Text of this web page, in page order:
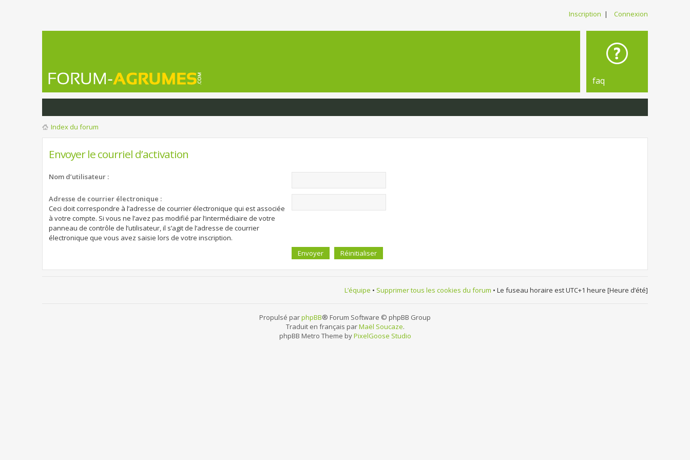
Inscription | Connexion
faq
Index du forum
Envoyer le courriel d’activation
Nom d’utilisateur :
Adresse de courrier électronique :
Ceci doit correspondre à l’adresse de courrier électronique qui est associée
à votre compte. Si vous ne l’avez pas modifié par l’intermédiaire de votre
panneau de contrôle de l’utilisateur, il s’agit de l’adresse de courrier
électronique que vous avez saisie lors de votre inscription.
L’équipe • Supprimer tous les cookies du forum • Le fuseau horaire est UTC+1 heure [Heure d’été]
Propulsé parphpBB® Forum Software © phpBB Group
Traduit en français parMaël Soucaze.
phpBB Metro Theme byPixelGoose Studio